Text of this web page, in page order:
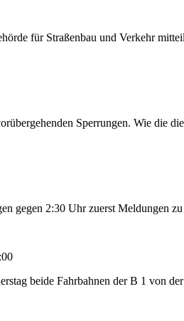
für Straßenbau und Verkehr
Sperrungen. Wie die
gegen 2:30 Uhr zuerst Meldungen
beide Fahrbahnen der B 1 von